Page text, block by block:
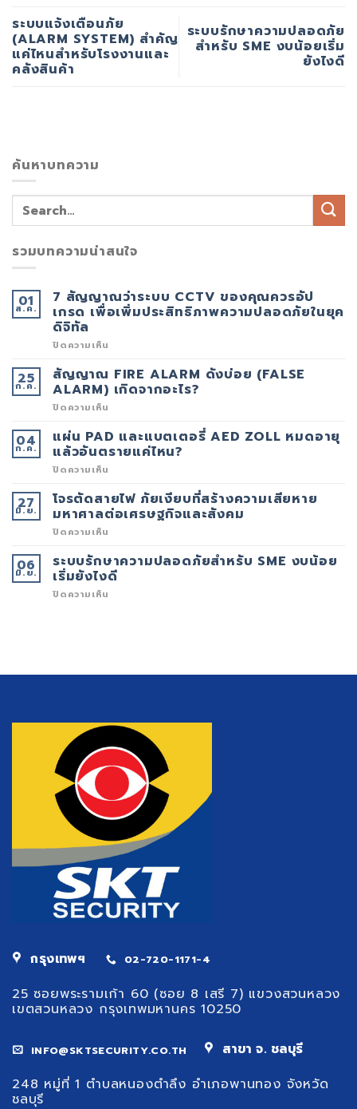
ระบบแจ้งเตือนภัย
(ALARM SYSTEM) สำคัญ
แค่ไหนสำหรับโรงงานและ
คลังสินค้า
ระบบรักษาความปลอดภัย
สำหรับ SME งบน้อยเริ่ม
ยังไงดี
ค้นหาบทความ
รวมบทความน่าสนใจ
01
ส.ค.
7 สัญญาณว่าระบบ CCTV ของคุณควรอัป
เกรด เพื่อเพิ่มประสิทธิภาพความปลอดภัยในยุค
ดิจิทัล
ปิดความเห็น
ว่า
ระบบ
CCTV
อัป
เกรด
เพื่อ
ปลอดภัย
ใน
ยุค
25
ก.ค.
สัญญาณ FIRE ALARM ดังบ่อย (FALSE
ALARM) เกิดจากอะไร?
ปิดความเห็น
ALARM
ดัง
บ่อย
จาก
อะไร?
04
ก.ค.
แผ่น PAD และแบตเตอรี่ AED ZOLL หมดอายุ
แล้วอันตรายแค่ไหน?
ปิดความเห็น
และ
แบตเตอรี่
AED
แล้ว
อันตราย
แค่
27
มิ.ย.
โจรตัดสายไฟ ภัยเงียบที่สร้างความเสียหาย
มหาศาลต่อเศรษฐกิจและสังคม
ปิดความเห็น
สาย
ไฟ
ภัย
เศรษฐกิจ
06
มิ.ย.
ระบบรักษาความปลอดภัยสำหรับ SME งบน้อย
เริ่มยังไงดี
ปิดความเห็น
น้อย
กรุงเทพฯ 02-720-1171-4
25 ซอยพระรามเก้า 60 (ซอย 8 เสรี 7) แขวงสวนหลวง
เขตสวนหลวง กรุงเทพมหานคร 10250
INFO@SKTSECURITY.CO.TH
สาขา จ. ชลบุรี
248 หมู่ที่ 1 ตำบลหนองตำลึง อำเภอพานทอง จังหวัด
ชลบุรี